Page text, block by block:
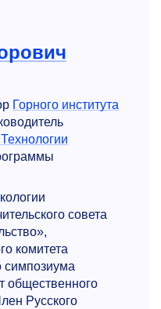
Горного института
совета
комитета
симпозиума
общественного
Русского